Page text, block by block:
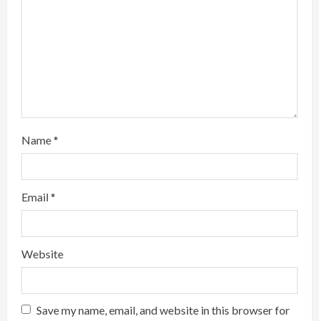
Name*
Email*
Website
Save my name, email, and website in this browser for